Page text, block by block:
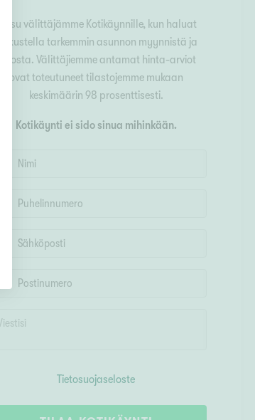
Kutsu välittäjämme Kotikäynnille, kun haluat
keskustella tarkemmin asunnon myynnistä ja
arvosta. Välittäjiemme antamat hinta-arviot
ovat toteutuneet tilastojemme mukaan
keskimäärin 98 prosenttisesti.
Kotikäynti ei sido sinua mihinkään.
Tietosuojaseloste